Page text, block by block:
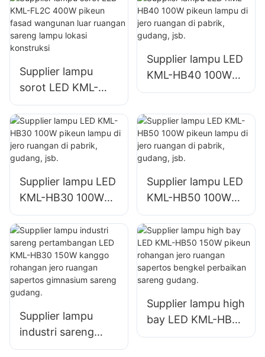
sareng gudang luar
ruangan
sareng gudang luar
ruangan
Supplier lampu
sorot LED KML-
FL2C 400W pikeun
fasad wangunan
luar ruangan
sareng lampu lokasi
Supplier lampu LED
KML-HB40 100W
pikeun lampu di
pabrik, gudang, jsb.
Supplier lampu LED
KML-HB30 100W
pikeun lampu di
jero ruangan di
pabrik, gudang, jsb.
Supplier lampu LED
KML-HB50 100W
pikeun lampu di
jero ruangan di
pabrik, gudang, jsb.
Supplier lampu
industri sareng
pertambangan LED
Supplier lampu high
bay LED KML-HB50
150W pikeun